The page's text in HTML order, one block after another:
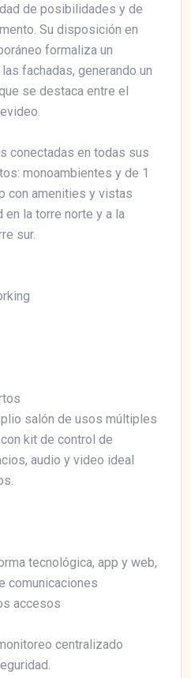
de posibilidades y de
Su disposición en
formaliza un
fachadas, generando un
se destaca entre el
conectadas en todas sus
monoambientes y de 1
con amenities y vistas
en la torre norte y a la
sur.
salón de usos múltiples
kit de control de
audio y video ideal
tecnológica, app y web,
comunicaciones
accesos
centralizado